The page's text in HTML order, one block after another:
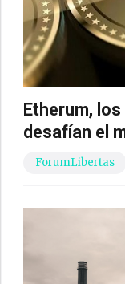
Etherum,
desafían el
ForumLibertas